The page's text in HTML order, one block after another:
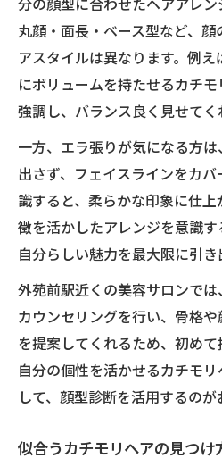
丸顔・面長・ベース型など、
アスタイルは異なります。例
にボリュームを持たせるカチ
強調し、バランス良く見せてく
一方、エラ張りが気になる方
出さず、フェイスラインをカ
識すると、柔らかな印象に仕
徴を活かしたアレンジを意識す
自分らしい魅力を最大限に引き
外苑前駅近くの美容サロンで
カウンセリングを行い、骨格
を提案してくれるため、初めて
自分の個性を活かせるカチモ
して、顔型診断を活用するのが
似合うカチモリヘアの見つけ